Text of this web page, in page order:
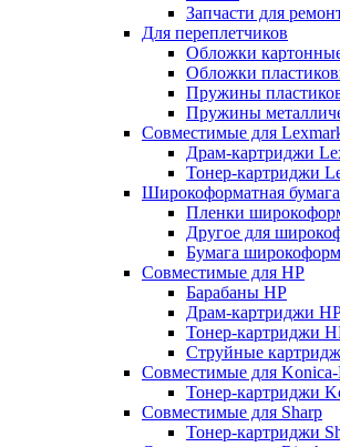
Запчасти для
Для переплетчиков
Обложки
Обложки
Пружины
Пружины
Совместимые для
Драм-картриджи
Тонер-картриджи
Широкоформатная бумага
Пленки
Другое для
Бумага
Совместимые для HP
Барабаны HP
Драм-картриджи
Тонер-картриджи
Струйные
Совместимые для
Тонер-картриджи
Совместимые для Sharp
Тонер-картриджи